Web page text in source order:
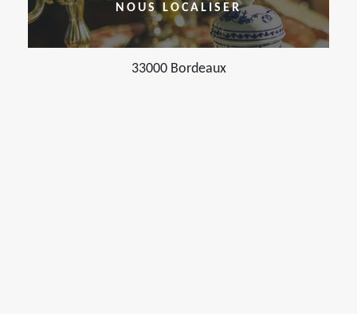
NOUS LOCALISER
33000 Bordeaux